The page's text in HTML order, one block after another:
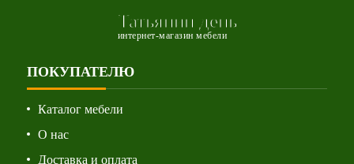
Татьянин день
интернет-магазин мебели
ПОКУПАТЕЛЮ
Каталог мебели
О нас
Доставка и оплата